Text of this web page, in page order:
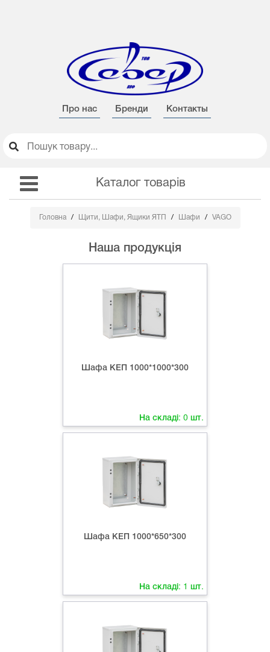
Про нас Бренди Контакты
Каталог товарів
Головна Щити, Шафи, Ящики ЯТП Шафи VAGO
Наша продукція
Шафа КЕП 1000*1000*300
На складі: 0 шт.
Шафа КЕП 1000*650*300
На складі: 1 шт.